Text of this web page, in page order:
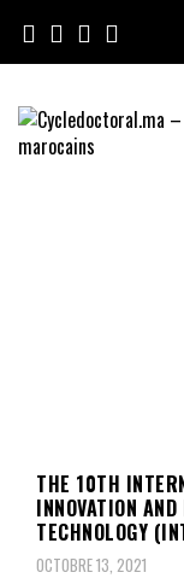
content
THE 10TH
INNOVATION
TECHNOLOGY
OCTOBRE 13, 2021